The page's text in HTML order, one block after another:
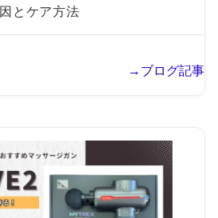
とケア方法
→ブログ記事